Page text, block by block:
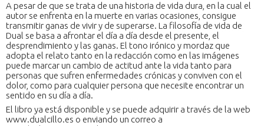
A pesar de que se trata de una historia de vida dura, en la cual el
autor se enfrenta en la muerte en varias ocasiones, consigue
transmitir ganas de vivir y de superarse. La filosofía de vida de
Dual se basa a afrontar el día a día desde el presente, el
desprendimiento y las ganas. El tono irónico y mordaz que
adopta el relato tanto en la redacción como en las imágenes
puede marcar un cambio de actitud ante la vida tanto para
personas que sufren enfermedades crónicas y conviven con el
dolor, como para cualquier persona que necesite encontrar un
sentido en su día a día.
El libro ya está disponible y se puede adquirir a través de la web
www.dualcillo.es o enviando un correo a